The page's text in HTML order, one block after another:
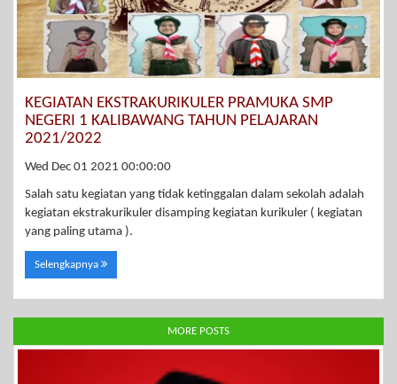
KEGIATAN EKSTRAKURIKULER PRAMUKA SMP
NEGERI 1 KALIBAWANG TAHUN PELAJARAN
2021/2022
Wed Dec 01 2021 00:00:00
Salah satu kegiatan yang tidak ketinggalan dalam sekolah adalah
kegiatan ekstrakurikuler disamping kegiatan kurikuler ( kegiatan
yang paling utama ).
Selengkapnya
MORE POSTS